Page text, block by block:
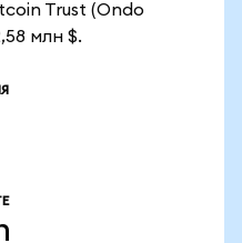
Trust (Ondo
млн $.